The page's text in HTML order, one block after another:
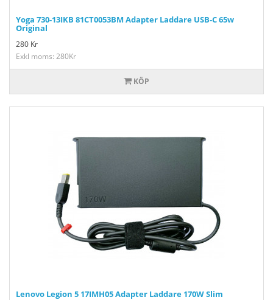
Yoga 730-13IKB 81CT0053BM Adapter Laddare USB-C 65w
Original
280 Kr
Exkl moms: 280Kr
KÖP
Lenovo Legion 5 17IMH05 Adapter Laddare 170W Slim